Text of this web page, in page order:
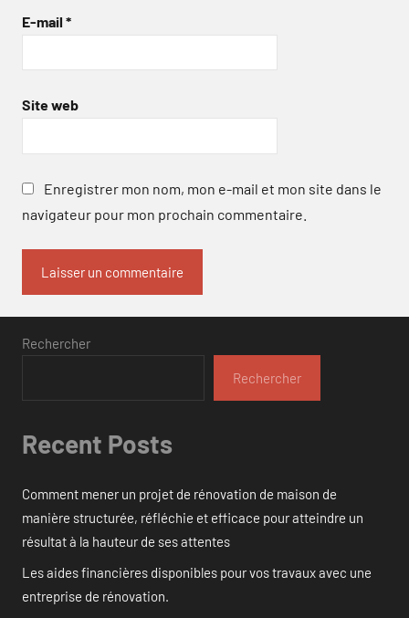
E-mail *
Site web
Enregistrer mon nom, mon e-mail et mon site dans le
navigateur pour mon prochain commentaire.
Rechercher
Rechercher
Recent Posts
Comment mener un projet de rénovation de maison de
manière structurée, réfléchie et efficace pour atteindre un
résultat à la hauteur de ses attentes
Les aides financières disponibles pour vos travaux avec une
entreprise de rénovation.